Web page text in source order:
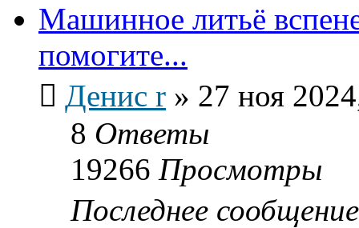
Машинное литьё
помогите...
Денис r » 27 ноя
8 Ответы
19266 Просмотры
Последнее